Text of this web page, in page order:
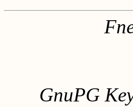
GnuPG